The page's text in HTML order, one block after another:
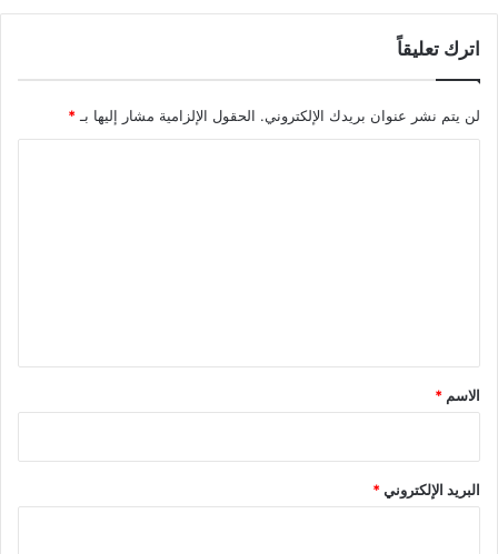
اترك تعليقاً
لن يتم نشر عنوان بريدك الإلكتروني. الحقول الإلزامية مشار إليها بـ *
*
الاسم *
البريد الإلكتروني*